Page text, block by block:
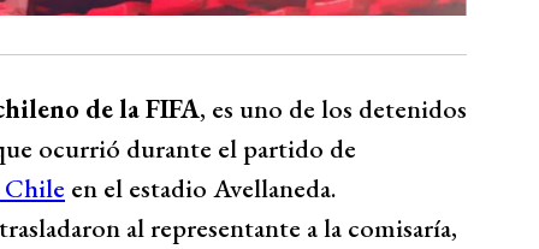
de la FIFA, es uno de los detenidos
ocurrió durante el partido de
Chile en el estadio Avellaneda.
al representante a la comisaría,